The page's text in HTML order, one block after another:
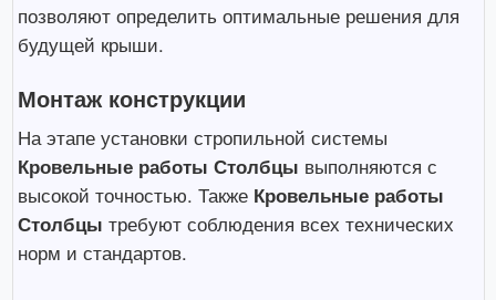
позволяют определить оптимальные решения для
будущей крыши.
Монтаж конструкции
На этапе установки стропильной системы
Кровельные работы Столбцы выполняются с
высокой точностью. Также Кровельные работы
Столбцы требуют соблюдения всех технических
норм и стандартов.